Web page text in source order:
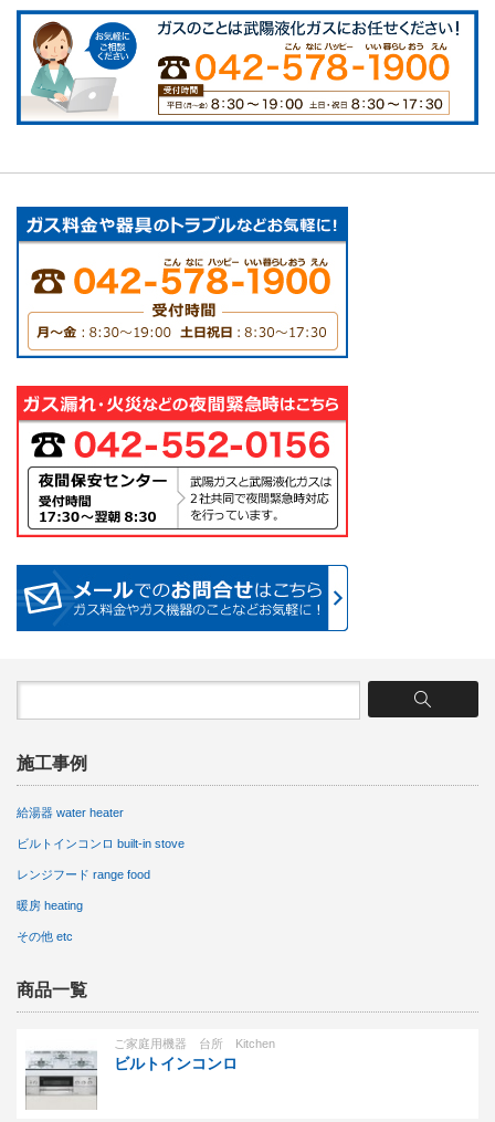
施工事例
給湯器 water heater
ビルトインコンロ built-in stove
レンジフード range food
暖房 heating
その他 etc
商品一覧
ご家庭用機器 台所 Kitchen
ビルトインコンロ